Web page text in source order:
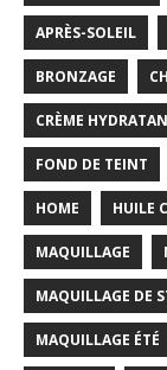
APRÈS-SOLEIL
BRONZAGE
CRÈME
FOND DE TEINT
HOME HUILE
MAQUILLAGE
MAQUILLAGE DE
MAQUILLAGE ÉTÉ